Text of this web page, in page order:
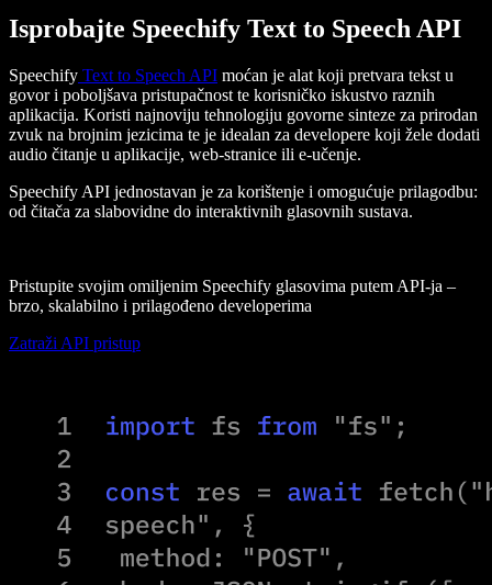
Isprobajte Speechify Text to Speech API
Speechify Text to Speech API moćan je alat koji pretvara tekst u
govor i poboljšava pristupačnost te korisničko iskustvo raznih
aplikacija. Koristi najnoviju tehnologiju govorne sinteze za prirodan
zvuk na brojnim jezicima te je idealan za developere koji žele dodati
audio čitanje u aplikacije, web-stranice ili e‑učenje.
Speechify API jednostavan je za korištenje i omogućuje prilagodbu:
od čitača za slabovidne do interaktivnih glasovnih sustava.
Pristupite svojim omiljenim Speechify glasovima putem API-ja –
brzo, skalabilno i prilagođeno developerima
Zatraži API pristup